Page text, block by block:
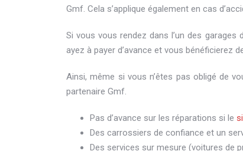
Gmf. Cela s’applique également en cas
Si vous vous rendez dans l’un des
ayez à payer d’avance et vous bénéficierez
Ainsi, même si vous n’êtes pas obligé de
partenaire Gmf.
Pas d’avance sur les réparations si le
Des carrossiers de confiance et un
Des services sur mesure (voitures de